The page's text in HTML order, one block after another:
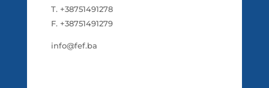
T. +38751491278
F. +38751491279
info@fef.ba